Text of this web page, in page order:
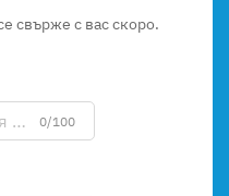
свърже с вас скоро.
0/100